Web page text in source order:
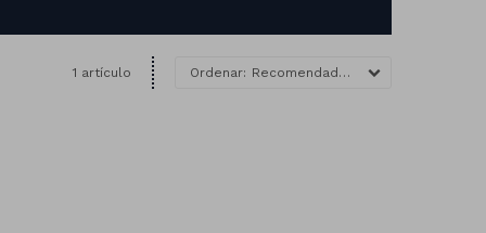
1 artículo Recomendados